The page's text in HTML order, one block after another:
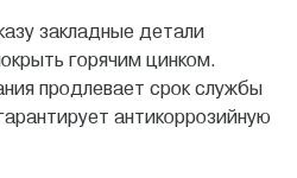
закладные детали
горячим цинком.
продлевает срок службы
антикоррозийную